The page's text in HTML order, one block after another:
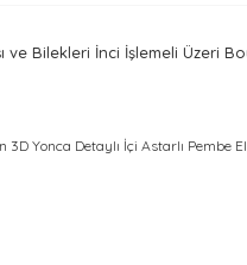
ve Bilekleri İnci İşlemeli Üzeri